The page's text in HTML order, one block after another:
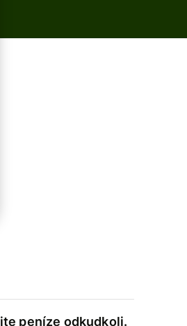
peníze odkudkoli.